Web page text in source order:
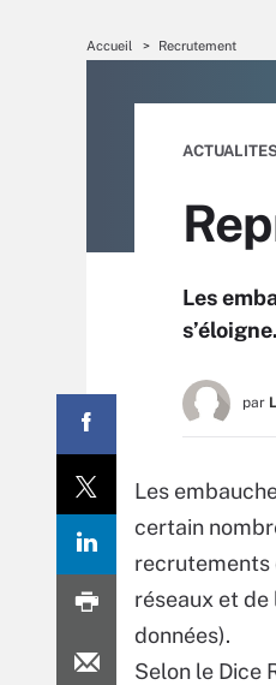
Accueil Recrutement
Les
s’éloigne.
par
Les
certain
recrutements
réseaux et
données).
Selon le Dice